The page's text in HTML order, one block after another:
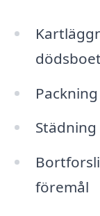
föremål